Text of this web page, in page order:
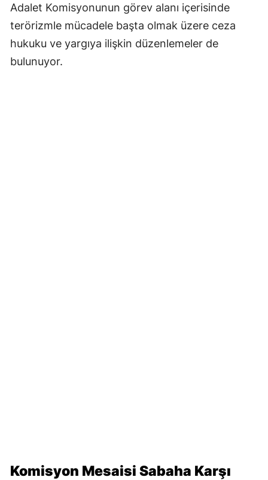
Adalet Komisyonunun görev alanı içerisinde
terörizmle mücadele başta olmak üzere ceza
hukuku ve yargıya ilişkin düzenlemeler de
bulunuyor.
Komisyon Mesaisi Sabaha Karşı